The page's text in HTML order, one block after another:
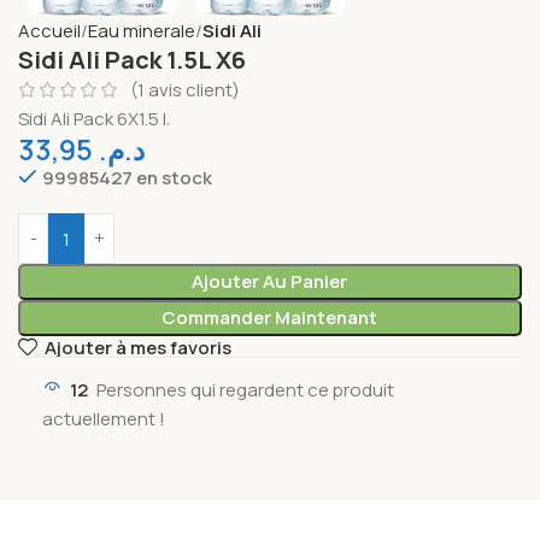
Accueil Eau minerale Sidi Ali
Sidi Ali Pack 1.5L X6
(1 avis client)
Sidi Ali Pack 6X1.5 l.
د.م.
99985427 en stock
Ajouter Au Panier
Commander Maintenant
Ajouter à mes favoris
12 Personnes qui regardent ce produit
actuellement !